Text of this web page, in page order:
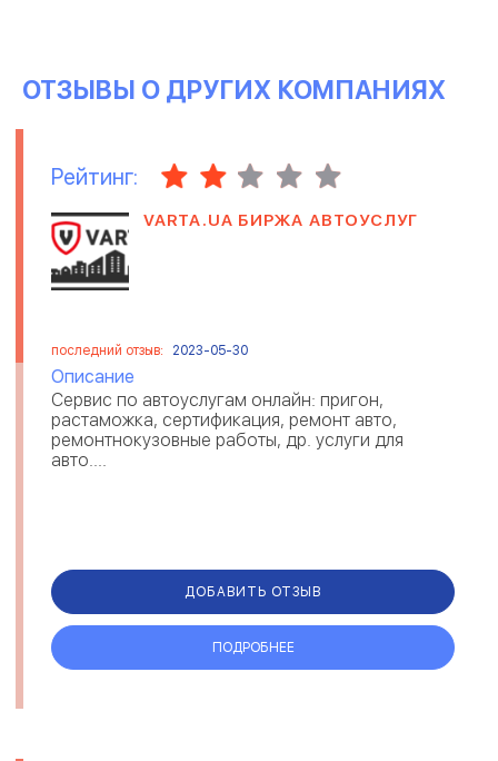
ОТЗЫВЫ О ДРУГИХ КОМПАНИЯХ
Рейтинг:
VARTA.UA БИРЖА АВТОУСЛУГ
последний отзыв: 2023-05-30
Описание
Сервис по автоуслугам онлайн: пригон,
растаможка, сертификация, ремонт авто,
ремонтнокузовные работы, др. услуги для
авто....
ДОБАВИТЬ ОТЗЫВ
ПОДРОБНЕЕ